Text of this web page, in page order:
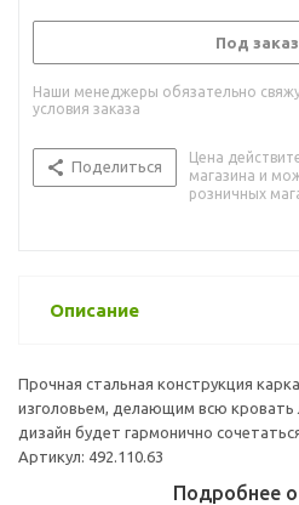
Под заказ
Наши менеджеры обязательно
условия заказа
Поделиться
Цена
магазина и
розничных
Описание
Прочная стальная конструкция
изголовьем, делающим всю кровать
дизайн будет гармонично
Артикул: 492.110.63
Подробнее